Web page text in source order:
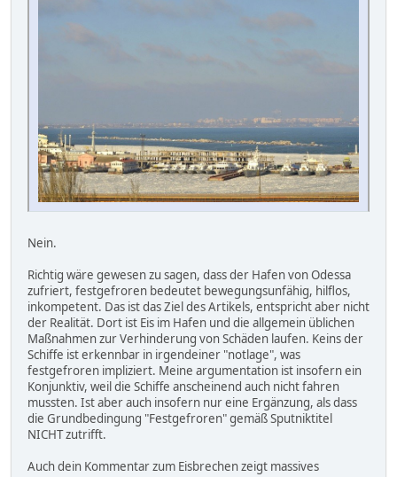
Nein.
Richtig wäre gewesen zu sagen, dass der Hafen von Odessa
zufriert, festgefroren bedeutet bewegungsunfähig, hilflos,
inkompetent. Das ist das Ziel des Artikels, entspricht aber nicht
der Realität. Dort ist Eis im Hafen und die allgemein üblichen
Maßnahmen zur Verhinderung von Schäden laufen. Keins der
Schiffe ist erkennbar in irgendeiner "notlage", was
festgefroren impliziert. Meine argumentation ist insofern ein
Konjunktiv, weil die Schiffe anscheinend auch nicht fahren
mussten. Ist aber auch insofern nur eine Ergänzung, als dass
die Grundbedingung "Festgefroren" gemäß Sputniktitel
NICHT zutrifft.
Auch dein Kommentar zum Eisbrechen zeigt massives